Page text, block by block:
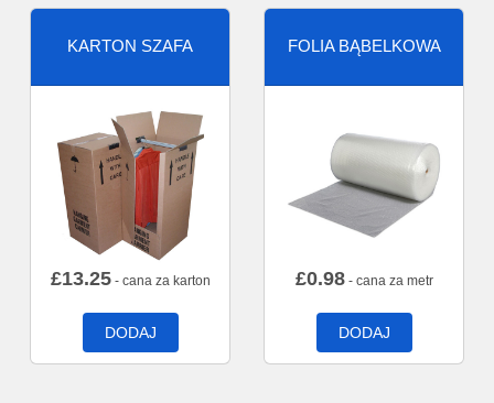
KARTON SZAFA
£13.25- cana za karton
DODAJ
FOLIA BĄBELKOWA
£0.98- cana za metr
DODAJ